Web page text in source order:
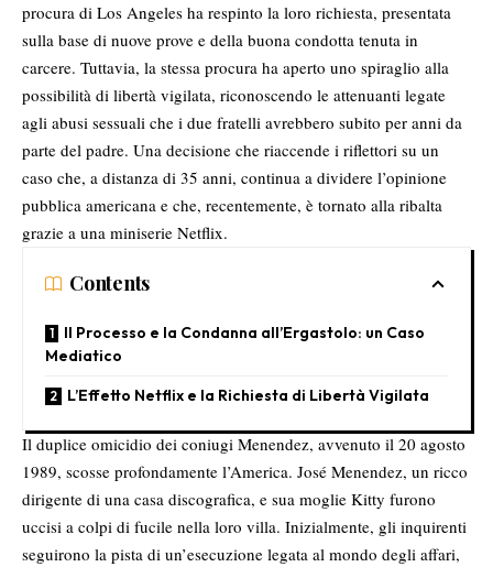
procura di Los Angeles ha respinto la loro richiesta, presentata
sulla base di nuove prove e della buona condotta tenuta in
carcere. Tuttavia, la stessa procura ha aperto uno spiraglio alla
possibilità di libertà vigilata, riconoscendo le attenuanti legate
agli abusi sessuali che i due fratelli avrebbero subito per anni da
parte del padre. Una decisione che riaccende i riflettori su un
caso che, a distanza di 35 anni, continua a dividere l’opinione
pubblica americana e che, recentemente, è tornato alla ribalta
grazie a una miniserie Netflix.
Contents
Il Processo e la Condanna all’Ergastolo: un Caso
Mediatico
L’Effetto Netflix e la Richiesta di Libertà Vigilata
Il duplice omicidio dei coniugi Menendez, avvenuto il 20 agosto
1989, scosse profondamente l’America. José Menendez, un ricco
dirigente di una casa discografica, e sua moglie Kitty furono
uccisi a colpi di fucile nella loro villa. Inizialmente, gli inquirenti
seguirono la pista di un’esecuzione legata al mondo degli affari,